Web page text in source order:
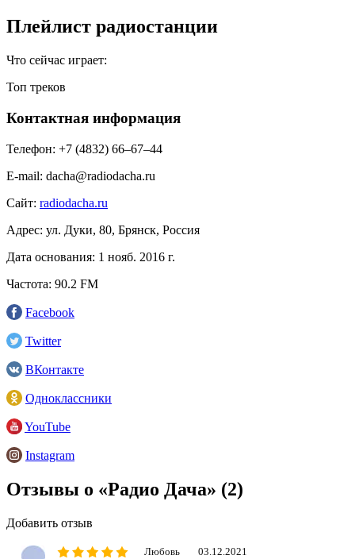
Плейлист радиостанции
Что сейчас играет:
Топ треков
Контактная информация
Телефон: +7 (4832) 66–67–44
E-mail: dacha@radiodacha.ru
Сайт: radiodacha.ru
Адрес: ул. Дуки, 80, Брянск, Россия
Дата основания: 1 нояб. 2016 г.
Частота: 90.2 FM
Facebook
Twitter
ВКонтакте
Одноклассники
YouTube
Instagram
Отзывы о «Радио Дача» (2)
Добавить отзыв
Любовь 03.12.2021